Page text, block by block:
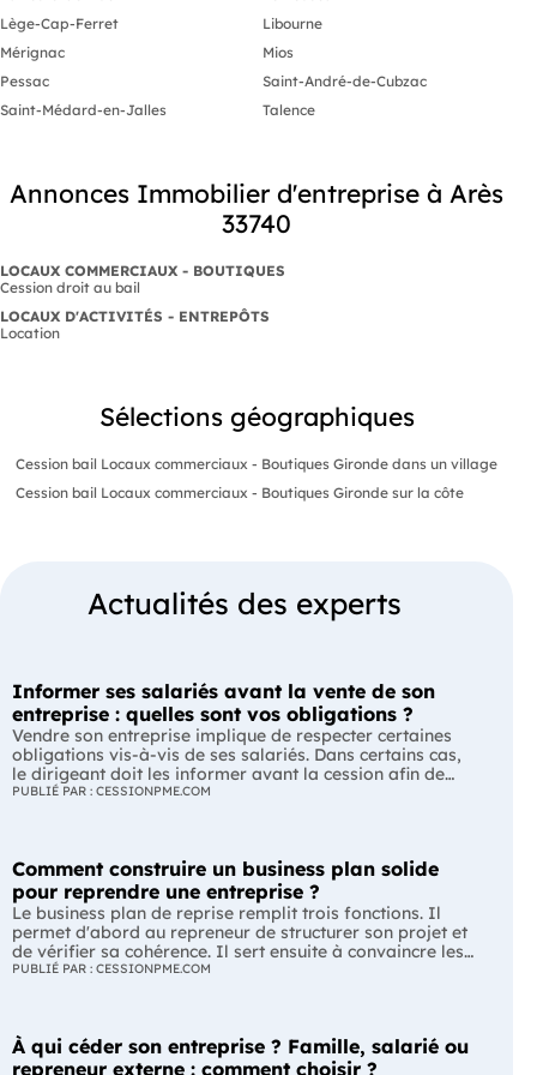
Lège-Cap-Ferret
Libourne
Mérignac
Mios
Pessac
Saint-André-de-Cubzac
Saint-Médard-en-Jalles
Talence
Annonces Immobilier d'entreprise à Arès
33740
LOCAUX COMMERCIAUX - BOUTIQUES
Cession droit au bail
LOCAUX D'ACTIVITÉS - ENTREPÔTS
Location
Sélections géographiques
Cession bail Locaux commerciaux - Boutiques Gironde dans un village
Cession bail Locaux commerciaux - Boutiques Gironde sur la côte
Actualités des experts
Informer ses salariés avant la vente de son
entreprise : quelles sont vos obligations ?
Vendre son entreprise implique de respecter certaines
obligations vis-à-vis de ses salariés. Dans certains cas,
le dirigeant doit les informer avant la cession afin de
leur permettre, s'ils le souhaitent, de présenter une offre
L'essentiel Les entreprises de moins de 250 salariés sont
soumises, dans certains cas, à une obligation
d'information préalable des salariés. Cette obligation
concerne la vente d'un fonds de commerce ou la cession
de la majorité des titres d'une société. Le délai
d'information varie selon la taille de l'entreprise. Les
L'obligation d'information concerne uniquement
certaines entreprises et certaines opérations de cession.
PUBLIÉ PAR : CESSIONPME.COM
Comment construire un business plan solide
pour reprendre une entreprise ?
Le business plan de reprise remplit trois fonctions. Il
permet d'abord au repreneur de structurer son projet et
de vérifier sa cohérence. Il sert ensuite à convaincre les
banques et les partenaires financiers de l'accompagner.
consiste pas à reprendre les anciens comptes de
l'entreprise. Il explique comment l'entreprise évoluera
PUBLIÉ PAR : CESSIONPME.COM
À qui céder son entreprise ? Famille, salarié ou
repreneur externe : comment choisir ?